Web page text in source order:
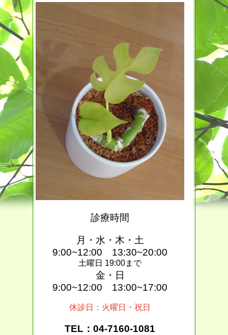
診療時間
月・水・木・土
9:00~12:00 13:30~20:00
土曜日 19:00まで
金・日
9:00~12:00 13:00~17:00
休診日：火曜日・祝日
TEL：04-7160-1081